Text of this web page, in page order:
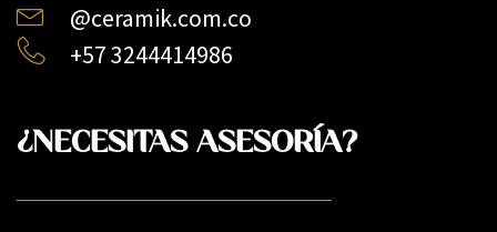
@ceramik.com.co
+57 3244414986
¿NECESITAS ASESORÍA?